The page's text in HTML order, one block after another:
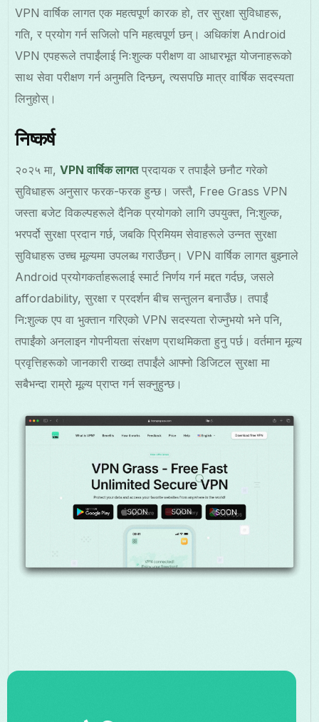
VPN वार्षिक लागत एक महत्वपूर्ण कारक हो, तर सुरक्षा सुविधाहरू,
गति, र प्रयोग गर्न सजिलो पनि महत्वपूर्ण छन्। अधिकांश Android
VPN एपहरूले तपाईंलाई निःशुल्क परीक्षण वा आधारभूत योजनाहरूको
साथ सेवा परीक्षण गर्न अनुमति दिन्छन्, त्यसपछि मात्र वार्षिक सदस्यता
लिनुहोस्।
निष्कर्ष
२०२५ मा,VPN वार्षिक लागतप्रदायक र तपाईंले छनौट गरेको
सुविधाहरू अनुसार फरक-फरक हुन्छ। जस्तै, Free Grass VPN
जस्ता बजेट विकल्पहरूले दैनिक प्रयोगको लागि उपयुक्त, नि:शुल्क,
भरपर्दो सुरक्षा प्रदान गर्छ, जबकि प्रिमियम सेवाहरूले उन्नत सुरक्षा
सुविधाहरू उच्च मूल्यमा उपलब्ध गराउँछन्। VPN वार्षिक लागत बुझ्नाले
Android प्रयोगकर्ताहरूलाई स्मार्ट निर्णय गर्न मद्दत गर्दछ, जसले
affordability, सुरक्षा र प्रदर्शन बीच सन्तुलन बनाउँछ। तपाईं
नि:शुल्क एप वा भुक्तान गरिएको VPN सदस्यता रोज्नुभयो भने पनि,
तपाईंको अनलाइन गोपनीयता संरक्षण प्राथमिकता हुनु पर्छ। वर्तमान मूल्य
प्रवृत्तिहरूको जानकारी राख्दा तपाईंले आफ्नो डिजिटल सुरक्षा मा
सबैभन्दा राम्रो मूल्य प्राप्त गर्न सक्नुहुन्छ।